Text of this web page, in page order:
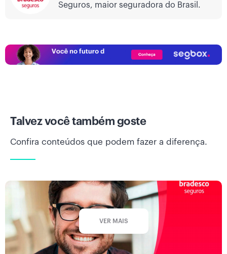
Seguros, maior seguradora do Brasil.
Talvez você também goste
Confira conteúdos que podem fazer a diferença.
VER MAIS